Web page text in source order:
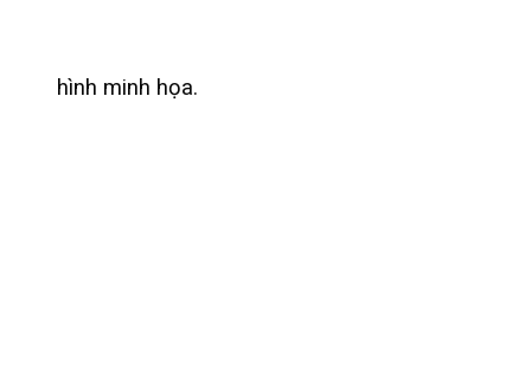
hình minh họa.